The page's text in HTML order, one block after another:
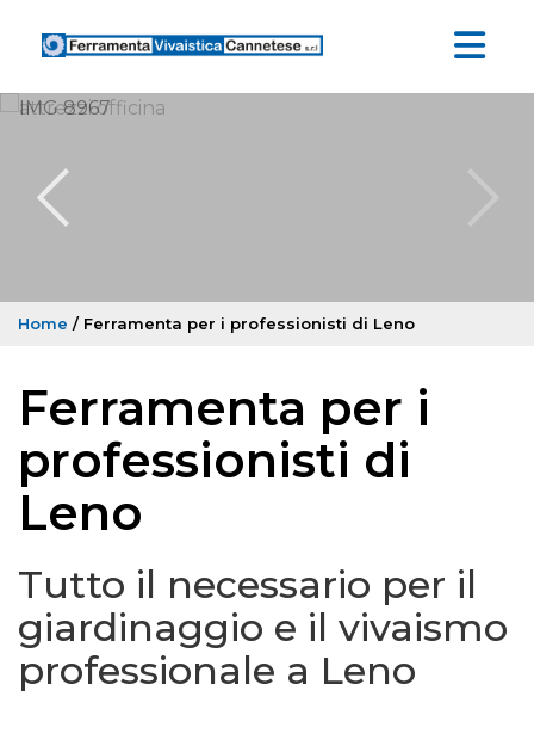
Home / Ferramenta per i professionisti di Leno
Ferramenta per i
professionisti di
Leno
Tutto il necessario per il
giardinaggio e il vivaismo
professionale a Leno